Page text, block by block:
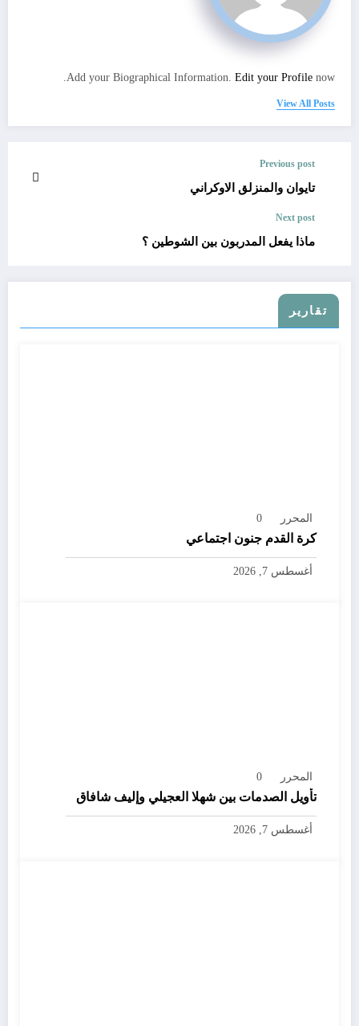
Add your Biographical Information. Edit your Profile now.
View All Posts
Previous post
تايوان والمنزلق الاوكراني
Next post
ماذا يفعل المدربون بين الشوطين ؟
تقارير
المحرر 0
كرة القدم جنون اجتماعي
أغسطس 7, 2026
المحرر 0
تأويل الصدمات بين شهلا العجيلي وإليف شافاق
أغسطس 7, 2026